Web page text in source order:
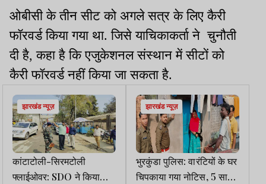
ओबीसी के तीन सीट को अगले सत्र के लिए कैरी
फॉरवर्ड किया गया था. जिसे याचिकाकर्ता ने चुनौती
दी है, कहा है कि एजुकेशनल संस्थान में सीटों को
कैरी फॉरवर्ड नहीं किया जा सकता है.
झारखंड न्यूज़
कांटाटोली-सिरमटोली
फ्लाईओवर: SDO ने किया
झारखंड न्यूज़
भुरकुंडा पुलिस: वारंटियों के घर
चिपकाया गया नोटिस, 5 साल